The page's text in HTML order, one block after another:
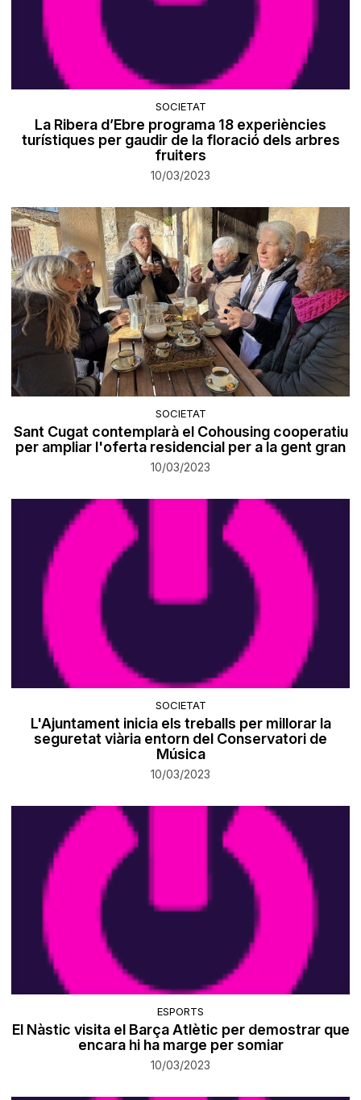
SOCIETAT
La Ribera d’Ebre programa 18 experiències
turístiques per gaudir de la floració dels arbres
fruiters
10/03/2023
SOCIETAT
Sant Cugat contemplarà el Cohousing cooperatiu
per ampliar l'oferta residencial per a la gent gran
10/03/2023
SOCIETAT
L'Ajuntament inicia els treballs per millorar la
seguretat viària entorn del Conservatori de
Música
10/03/2023
ESPORTS
El Nàstic visita el Barça Atlètic per demostrar que
encara hi ha marge per somiar
10/03/2023